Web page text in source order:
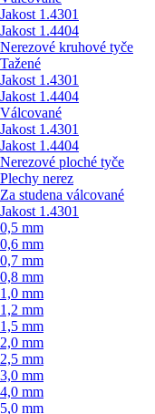
Jakost 1.4301
Jakost 1.4404
Nerezové kruhové tyče
Tažené
Jakost 1.4301
Jakost 1.4404
Válcované
Jakost 1.4301
Jakost 1.4404
Nerezové ploché tyče
Plechy nerez
Za studena válcované
Jakost 1.4301
0,5 mm
0,6 mm
0,7 mm
0,8 mm
1,0 mm
1,2 mm
1,5 mm
2,0 mm
2,5 mm
3,0 mm
4,0 mm
5,0 mm